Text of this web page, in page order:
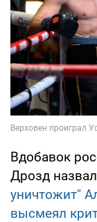
Вдобавок
Дрозд
уничтожит"
высмеял